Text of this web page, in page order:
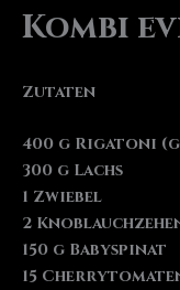
Kombi
Zutaten
400 g Rigatoni
300 g Lachs
1 Zwiebel
2
150 g Babyspinat
15